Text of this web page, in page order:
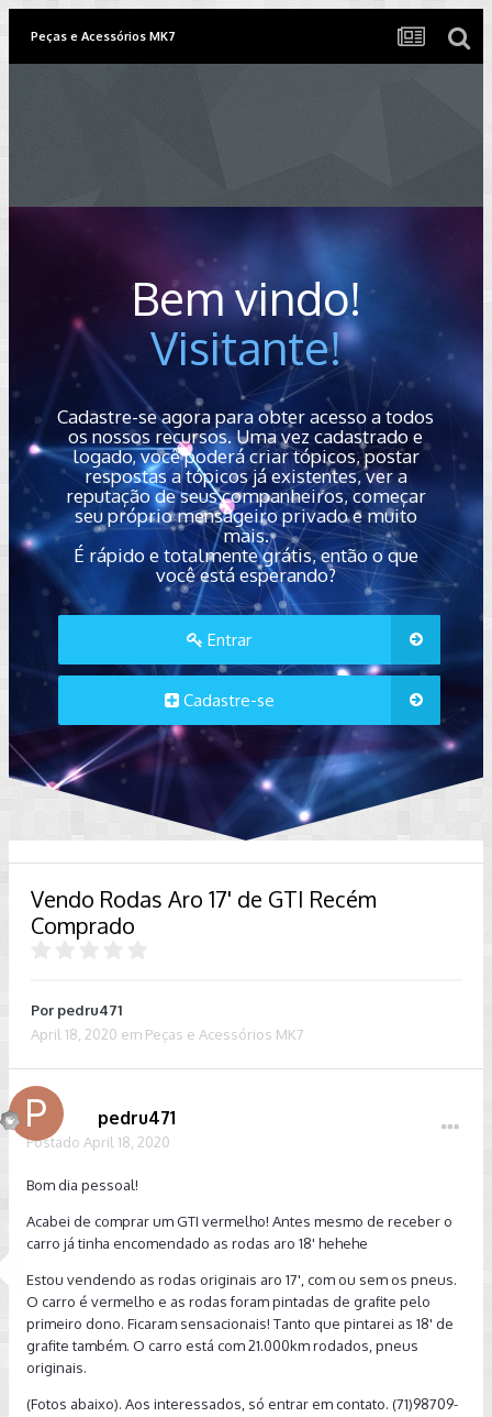
Peças e Acessórios MK7
Bem vindo!
Visitante!
Cadastre-se agora para obter acesso a todos
os nossos recursos. Uma vez cadastrado e
logado, você poderá criar tópicos, postar
respostas a tópicos já existentes, ver a
reputação de seus companheiros, começar
seu próprio mensageiro privado e muito
mais.
É rápido e totalmente grátis, então o que
você está esperando?
Entrar
Cadastre-se
Vendo Rodas Aro 17' de GTI Recém
Comprado
Por pedru471
April 18, 2020 em Peças e Acessórios MK7
pedru471
Postado April 18, 2020
Bom dia pessoal!
Acabei de comprar um GTI vermelho! Antes mesmo de receber o
carro já tinha encomendado as rodas aro 18' hehehe
Estou vendendo as rodas originais aro 17', com ou sem os pneus.
O carro é vermelho e as rodas foram pintadas de grafite pelo
primeiro dono. Ficaram sensacionais! Tanto que pintarei as 18' de
grafite também. O carro está com 21.000km rodados, pneus
originais.
(Fotos abaixo). Aos interessados, só entrar em contato. (71)98709-